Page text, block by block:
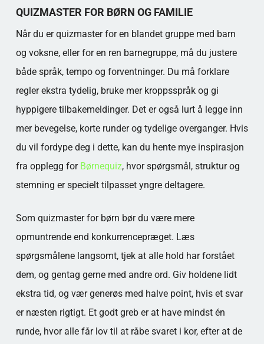
QUIZMASTER FOR BØRN OG FAMILIE
Når du er quizmaster for en blandet gruppe med barn
og voksne, eller for en ren barnegruppe, må du justere
både språk, tempo og forventninger. Du må forklare
regler ekstra tydelig, bruke mer kroppsspråk og gi
hyppigere tilbakemeldinger. Det er også lurt å legge inn
mer bevegelse, korte runder og tydelige overganger. Hvis
du vil fordype deg i dette, kan du hente mye inspirasjon
fra opplegg for Børnequiz, hvor spørgsmål, struktur og
stemning er specielt tilpasset yngre deltagere.
Som quizmaster for børn bør du være mere
opmuntrende end konkurrencepræget. Læs
spørgsmålene langsomt, tjek at alle hold har forstået
dem, og gentag gerne med andre ord. Giv holdene lidt
ekstra tid, og vær generøs med halve point, hvis et svar
er næsten rigtigt. Et godt greb er at have mindst én
runde, hvor alle får lov til at råbe svaret i kor, efter at de